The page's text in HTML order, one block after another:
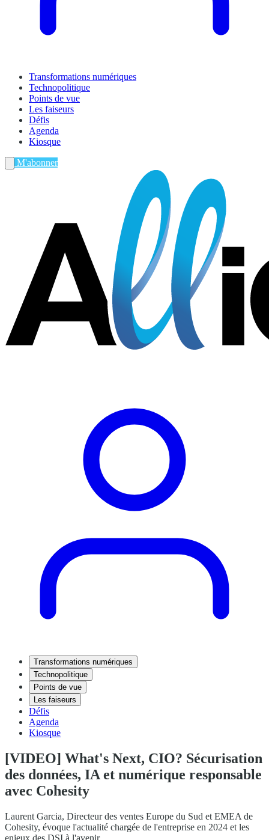
Transformations numériques
Technopolitique
Points de vue
Les faiseurs
Défis
Agenda
Kiosque
M'abonner
Transformations numériques
Technopolitique
Points de vue
Les faiseurs
Défis
Agenda
Kiosque
[VIDEO] What's Next, CIO? Sécurisation
des données, IA et numérique responsable
avec Cohesity
Laurent Garcia, Directeur des ventes Europe du Sud et EMEA de
Cohesity, évoque l'actualité chargée de l'entreprise en 2024 et les
enjeux des DSI à l'avenir